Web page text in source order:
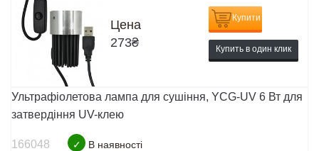
Цена
273₴
Купити
Купить в один клик
Ультрафіолетова лампа для сушіння, YCG-UV 6 Вт для
затвердіння UV-клею
166048 ✓ В наявності